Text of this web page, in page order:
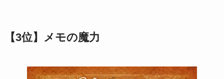
【3位】メモの魔力